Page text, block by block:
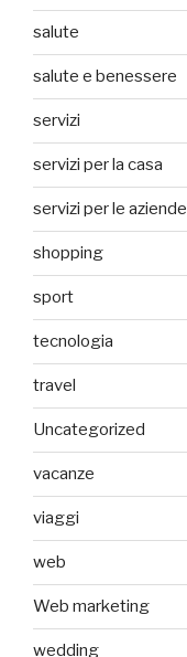
salute
salute e benessere
servizi
servizi per la casa
servizi per le aziende
shopping
sport
tecnologia
travel
Uncategorized
vacanze
viaggi
web
Web marketing
wedding